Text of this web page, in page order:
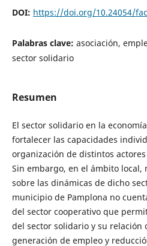
DOI: https://doi.org/10.24054/
Palabras clave: asociación,
sector solidario
Resumen
El sector solidario en la
fortalecer las capacidades
organización de distintos
Sin embargo, en el ámbito local,
sobre las dinámicas de dicho
municipio de Pamplona no
del sector cooperativo que
del sector solidario y su relación
generación de empleo y